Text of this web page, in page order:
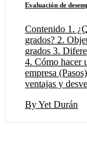
Evaluación de
Contenido 1.
grados? 2.
grados 3.
4. Cómo hacer
empresa
ventajas y
By Yet Durán